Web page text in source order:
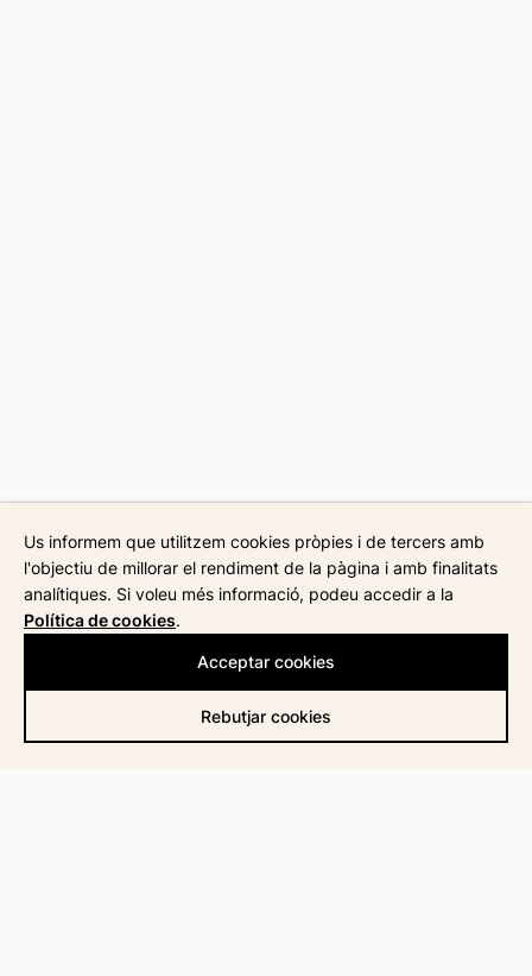
Us informem que utilitzem cookies pròpies i de tercers amb
l'objectiu de millorar el rendiment de la pàgina i amb finalitats
analítiques. Si voleu més informació, podeu accedir a la
Política de cookies.
Acceptar cookies
Rebutjar cookies